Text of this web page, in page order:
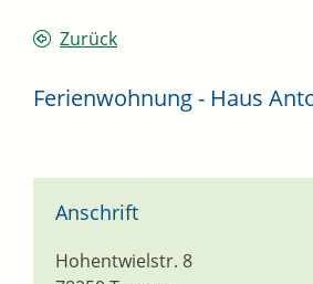
Zurück
Ferienwohnung - Haus
Anschrift
Hohentwielstr. 8